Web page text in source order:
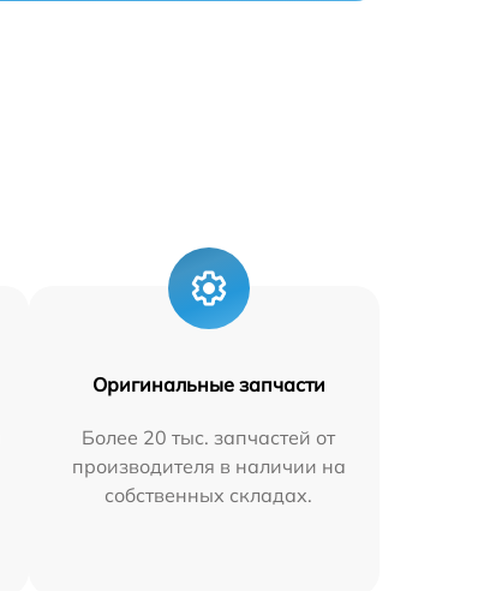
Оригинальные запчасти
Более 20 тыс. запчастей от
производителя в наличии на
собственных складах.